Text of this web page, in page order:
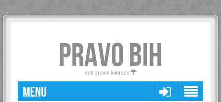
PRAVO BIH
Vaš pravni kompas
MENU